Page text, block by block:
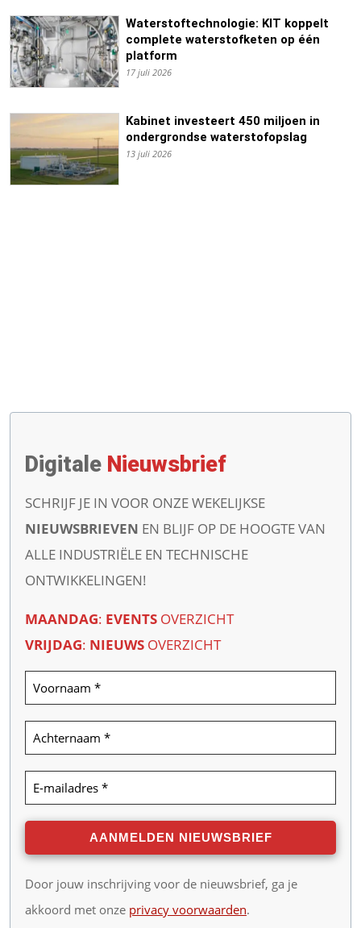
Waterstoftechnologie: KIT koppelt
complete waterstofketen op één
platform
17 juli 2026
Kabinet investeert 450 miljoen in
ondergrondse waterstofopslag
13 juli 2026
Digitale Nieuwsbrief
SCHRIJF JE IN VOOR ONZE WEKELIJKSE
NIEUWSBRIEVEN EN BLIJF OP DE HOOGTE VAN
ALLE INDUSTRIËLE EN TECHNISCHE
ONTWIKKELINGEN!
MAANDAG: EVENTS OVERZICHT
VRIJDAG: NIEUWS OVERZICHT
Door jouw inschrijving voor de nieuwsbrief, ga je
akkoord met onze privacy voorwaarden.